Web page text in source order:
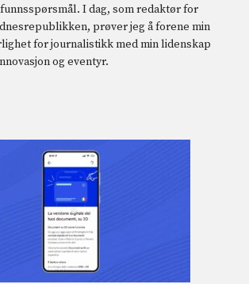
I dag, som redaktør for
prøver jeg å forene min
for journalistikk med min lidenskap
og eventyr.